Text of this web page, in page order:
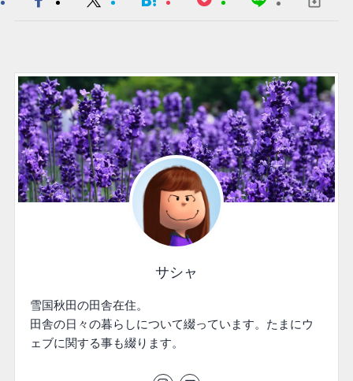
サシャ
雪国秋田の田舎在住。
田舎の日々の暮らしについて綴っています。たまにウ
ェブに関する事も綴ります。